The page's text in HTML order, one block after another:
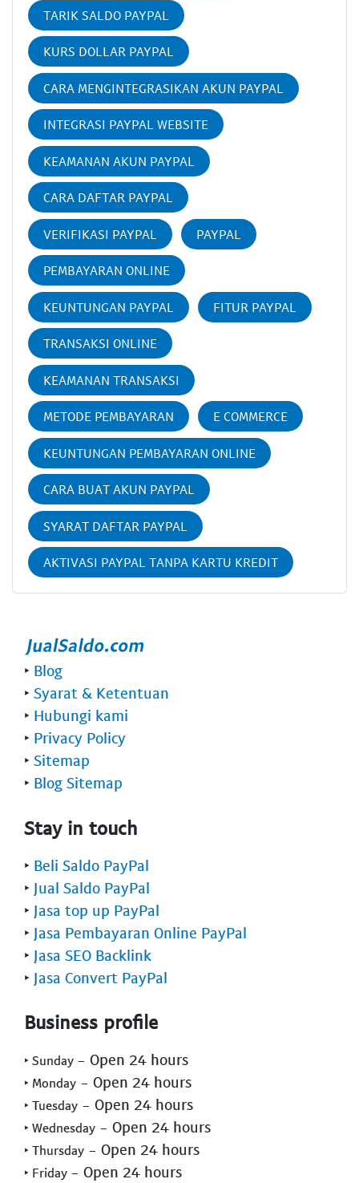
TARIK SALDO PAYPAL
KURS DOLLAR PAYPAL
CARA MENGINTEGRASIKAN AKUN PAYPAL
INTEGRASI PAYPAL WEBSITE
KEAMANAN AKUN PAYPAL
CARA DAFTAR PAYPAL
VERIFIKASI PAYPAL PAYPAL
PEMBAYARAN ONLINE
KEUNTUNGAN PAYPAL FITUR PAYPAL
TRANSAKSI ONLINE
KEAMANAN TRANSAKSI
METODE PEMBAYARAN E COMMERCE
KEUNTUNGAN PEMBAYARAN ONLINE
CARA BUAT AKUN PAYPAL
SYARAT DAFTAR PAYPAL
AKTIVASI PAYPAL TANPA KARTU KREDIT
‣ Blog
‣ Syarat & Ketentuan
‣ Hubungi kami
‣ Privacy Policy
‣ Sitemap
‣ Blog Sitemap
Stay in touch
‣ Beli Saldo PayPal
‣ Jual Saldo PayPal
‣ Jasa top up PayPal
‣ Jasa Pembayaran Online PayPal
‣ Jasa SEO Backlink
‣ Jasa Convert PayPal
Business profile
‣ Sunday - Open 24 hours
‣ Monday - Open 24 hours
‣ Tuesday - Open 24 hours
‣ Wednesday - Open 24 hours
‣ Thursday - Open 24 hours
‣ Friday - Open 24 hours